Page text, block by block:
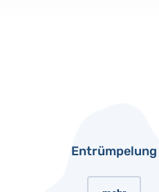
Entrümpelung